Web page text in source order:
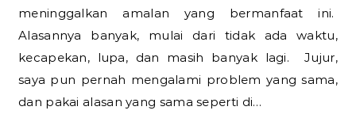
meninggalkan amalan yang bermanfaat ini.
Alasannya banyak, mulai dari tidak ada waktu,
kecapekan, lupa, dan masih banyak lagi. Jujur,
saya pun pernah mengalami problem yang sama,
dan pakai alasan yang sama seperti di…